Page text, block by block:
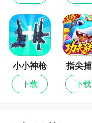
是否需要目标
5、棒球棍
攻击力：一击
是否会惹老师
是否需要目标
棒球棍的不良攻击
小小神枪
手
下载
指尖
下载